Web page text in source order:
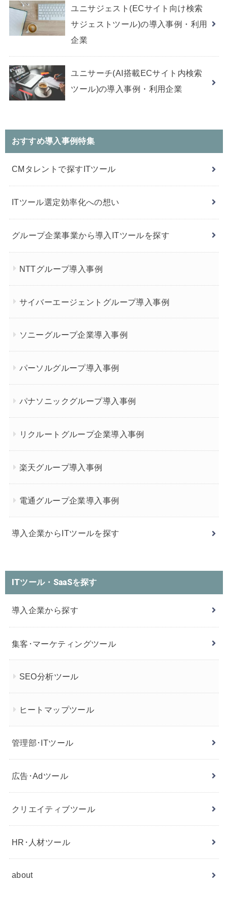
ユニサジェスト(ECサイト向け検索
サジェストツール)の導入事例・利用
企業
ユニサーチ(AI搭載ECサイト内検索
ツール)の導入事例・利用企業
おすすめ導入事例特集
CMタレントで探すITツール
ITツール選定効率化への想い
グループ企業事業から導入ITツールを探す
NTTグループ導入事例
サイバーエージェントグループ導入事例
ソニーグループ企業導入事例
パーソルグループ導入事例
パナソニックグループ導入事例
リクルートグループ企業導入事例
楽天グループ導入事例
電通グループ企業導入事例
導入企業からITツールを探す
ITツール・SaaSを探す
導入企業から探す
集客･マーケティングツール
SEO分析ツール
ヒートマップツール
管理部･ITツール
広告･Adツール
クリエイティブツール
HR･人材ツール
about